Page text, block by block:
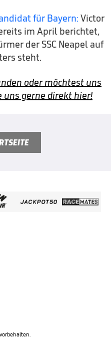
für Bayern: Victor
im April berichtet,
der SSC Neapel auf
steht.
oder möchtest uns
uns gerne direkt hier!